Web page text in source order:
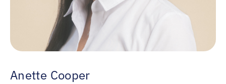
Anette Cooper